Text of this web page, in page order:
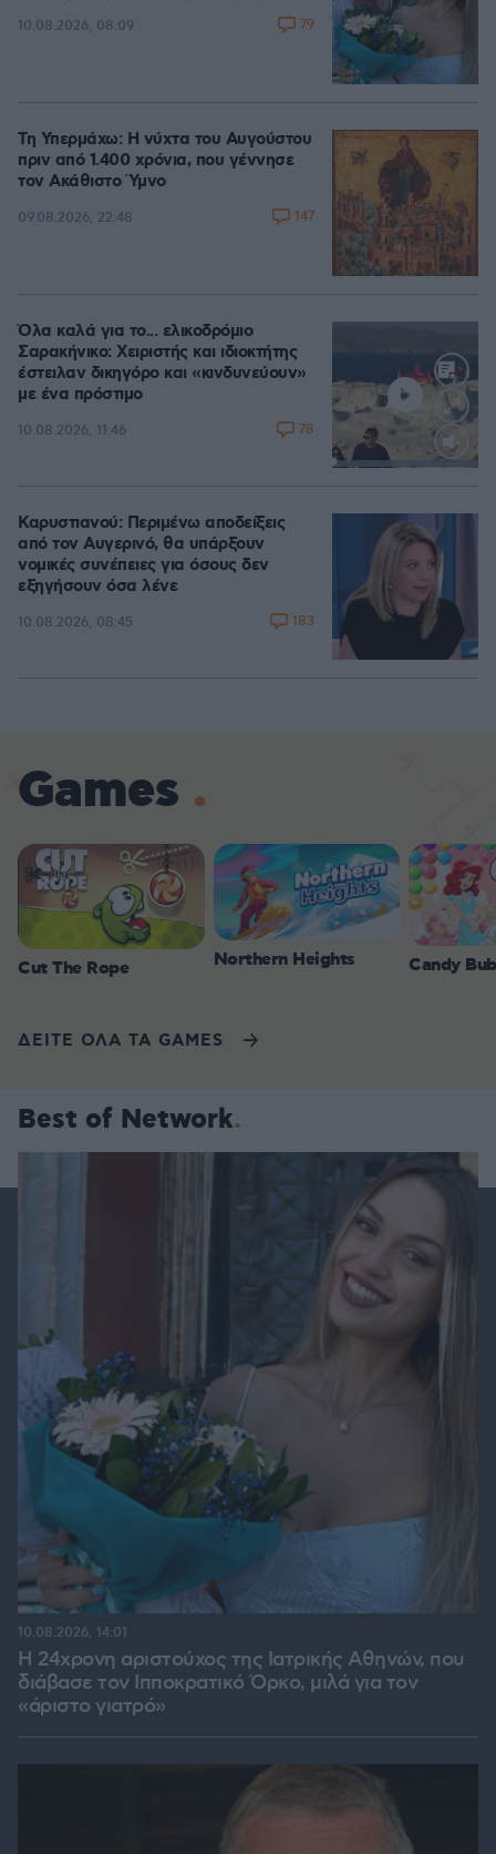
10.08.2026, 08:09 79
Τη Υπερμάχω: Η νύχτα του Αυγούστου
πριν από 1.400 χρόνια, που γέννησε
τον Ακάθιστο Ύμνο
09.08.2026, 22:48 147
Loaded
Όλα καλά για το... ελικοδρόμιο
Σαρακήνικο: Χειριστής και ιδιοκτήτης
έστειλαν δικηγόρο και «κινδυνεύουν»
με ένα πρόστιμο
10.08.2026, 11:46 78
Καρυστιανού: Περιμένω αποδείξεις
από τον Αυγερινό, θα υπάρξουν
νομικές συνέπειες για όσους δεν
εξηγήσουν όσα λένε
10.08.2026, 08:45 183
Games
Cut The Rope Northern Heights Candy
ΔΕΙΤΕ ΟΛΑ ΤΑ GAMES
Best of Network
Η 24χρονη αριστούχος της Ιατρικής Αθηνών, που
διάβασε τον Ιπποκρατικό Όρκο, μιλά για τον
«άριστο γιατρό»
10.08.2026, 14:01